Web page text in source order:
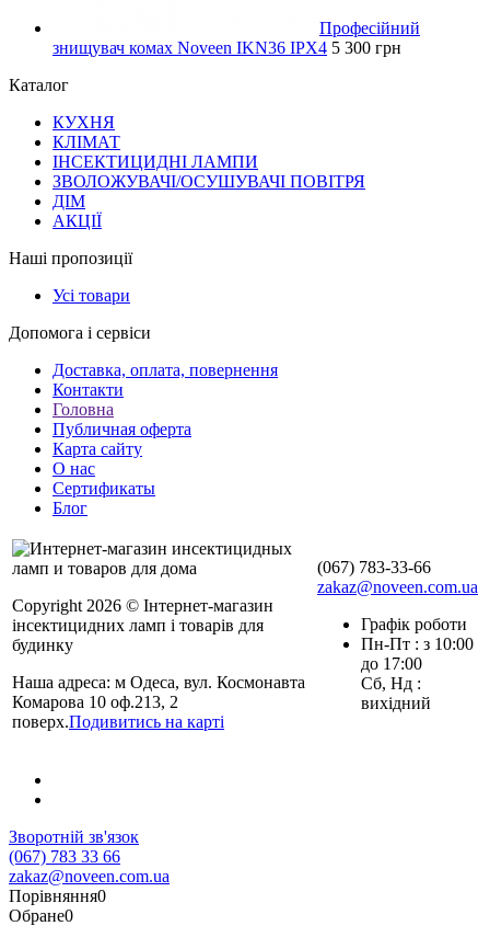
Професійний
знищувач комах Noveen IKN36 IPX4 5 300 грн
Каталог
КУХНЯ
КЛІМАТ
ІНСЕКТИЦИДНІ ЛАМПИ
ЗВОЛОЖУВАЧІ/ОСУШУВАЧІ ПОВІТРЯ
ДІМ
АКЦІЇ
Наші пропозиції
Усі товари
Допомога і сервіси
Доставка, оплата, повернення
Контакти
Головна
Публичная оферта
Карта сайту
О нас
Сертификаты
Блог
Copyright 2026 © Інтернет-магазин
інсектицидних ламп і товарів для
будинку
Наша адреса: м Одеса, вул. Космонавта
Комарова 10 оф.213, 2
поверх.Подивитись на карті
(067) 783-33-66
zakaz@noveen.com.ua
Графік роботи
Пн-Пт : з 10:00
до 17:00
Сб, Нд :
вихідний
Зворотній зв'язок
(067) 783 33 66
zakaz@noveen.com.ua
Порівняння0
Обране0